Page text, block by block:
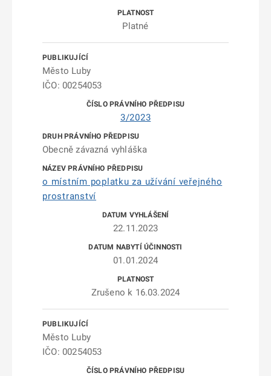
Platné
Město Luby
IČO: 00254053
3/2023
Obecně závazná vyhláška
o místním poplatku za užívání veřejného
prostranství
22.11.2023
01.01.2024
Zrušeno k 16.03.2024
Město Luby
IČO: 00254053